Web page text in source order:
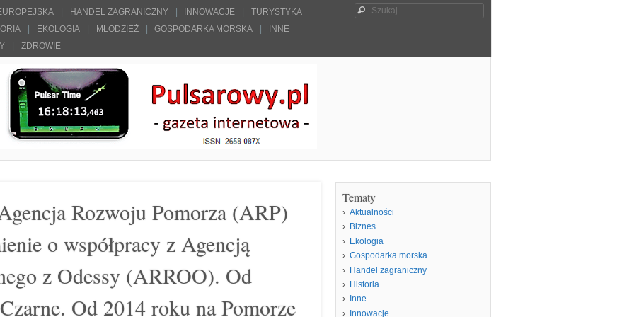
HANDEL ZAGRANICZNY INNOWACJE
TURYSTYKA
EKOLOGIA MŁODZIEŻ GOSPODARKA MORSKA
INNE
ZDROWIE
Szukaj
Rozwoju Pomorza (ARP)
o współpracy z Agencją
z Odessy (ARROO). Od
Od 2014 roku na Pomorze
Tematy
Aktualności
Biznes
Ekologia
Gospodarka morska
Handel zagraniczny
Historia
Inne
Innowacje